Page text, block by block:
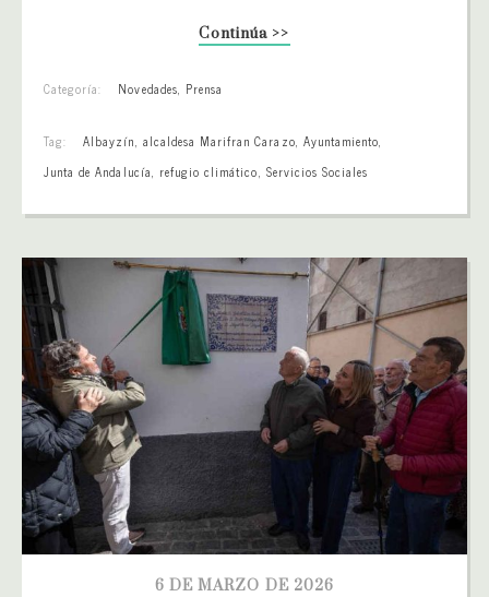
Continúa >>
Categoría: Novedades, Prensa
Tag: Albayzín, alcaldesa Marifran Carazo, Ayuntamiento,
Junta de Andalucía, refugio climático, Servicios Sociales
6 DE MARZO DE 2026